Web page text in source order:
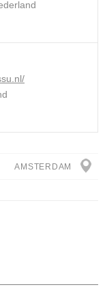
AMSTERDAM